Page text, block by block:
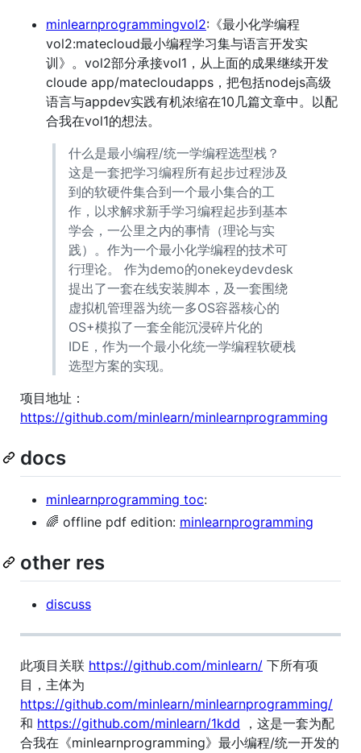
minlearnprogrammingvol2:《最小化学编程
vol2:matecloud最小编程学习集与语言开发实
训》。vol2部分承接vol1，从上面的成果继续开发
cloude app/matecloudapps，把包括nodejs高级
语言与appdev实践有机浓缩在10几篇文章中。以配
合我在vol1的想法。
什么是最小编程/统一学编程选型栈？
这是一套把学习编程所有起步过程涉及
到的软硬件集合到一个最小集合的工
作，以求解求新手学习编程起步到基本
学会，一公里之内的事情（理论与实
践）。作为一个最小化学编程的技术可
行理论。 作为demo的onekeydevdesk
提出了一套在线安装脚本，及一套围绕
虚拟机管理器为统一多OS容器核心的
OS+模拟了一套全能沉浸碎片化的
IDE，作为一个最小化统一学编程软硬栈
选型方案的实现。
项目地址：
https://github.com/minlearn/minlearnprogramming
docs
minlearnprogramming toc:
🌈 offline pdf edition: minlearnprogramming
other res
discuss
此项目关联 https://github.com/minlearn/ 下所有项
目，主体为
https://github.com/minlearn/minlearnprogramming/
和 https://github.com/minlearn/1kdd ，这是一套为配
合我在《minlearnprogramming》最小编程/统一开发的